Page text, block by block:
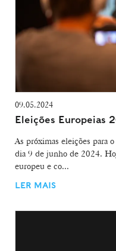
09.05.2024
Eleições Europeias
As próximas eleições para
dia 9 de junho de 2024.
europeu e co...
LER MAIS